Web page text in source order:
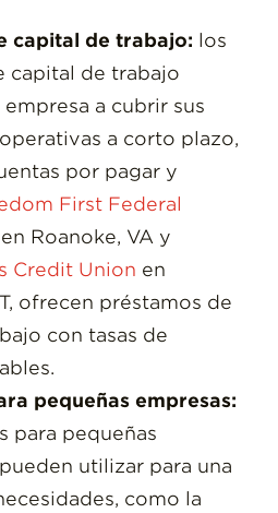
capital de trabajo: los
capital de trabajo
empresa a cubrir sus
a corto plazo,
por pagar y
First Federal
en Roanoke, VA y
Credit Union en
ofrecen préstamos de
con tasas de
pequeñas empresas:
para pequeñas
utilizar para una
como la